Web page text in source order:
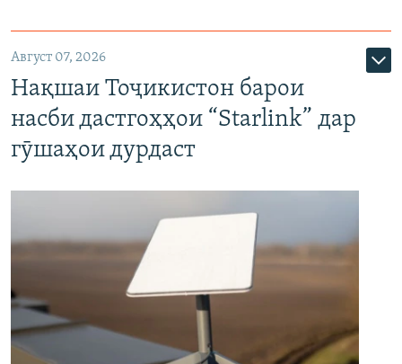
Август 07, 2026
Нақшаи Тоҷикистон барои
насби дастгоҳҳои “Starlink” дар
гӯшаҳои дурдаст